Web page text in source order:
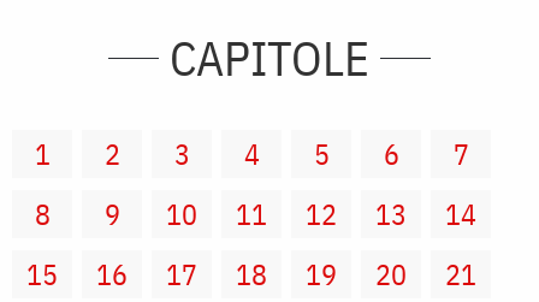
CAPITOLE
1 2 3 4 5 6
7
8
9 10 11 12 13
14
15
16 17 18 19 20
21